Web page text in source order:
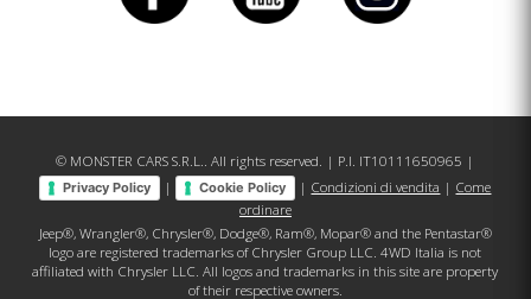
© MONSTER CARS S.R.L.. All rights reserved. | P.I. IT10111650965 |
Privacy Policy | Cookie Policy | Condizioni di vendita | Come
ordinare
Jeep®, Wrangler®, Chrysler®, Dodge®, Ram®, Mopar® and the Pentastar®
logo are registered trademarks of Chrysler Group LLC. 4WD Italia is not
affiliated with Chrysler LLC. All logos and trademarks in this site are property
of their respective owners.